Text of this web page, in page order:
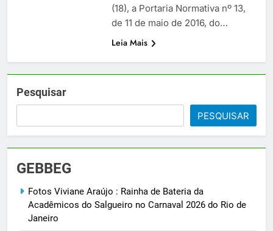
(18), a Portaria Normativa nº 13,
de 11 de maio de 2016, do…
Leia Mais
Pesquisar
PESQUISAR
GEBBEG
Fotos Viviane Araújo : Rainha de Bateria da
Acadêmicos do Salgueiro no Carnaval 2026 do Rio de
Janeiro